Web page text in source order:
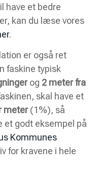
have et bedre
kan du læse vores
.
er også ret
faskine typisk
og 2 meter fra
skal have et
meter(1%), så
et godt eksempel på
Kommunes
for kravene i hele